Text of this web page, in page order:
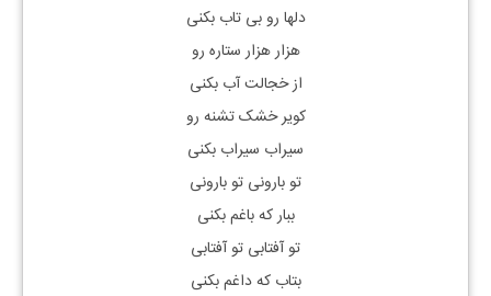
دلها رو بی تاب بکنی
هزار هزار ستاره رو
از خجالت آب بکنی
کویر خشک تشنه رو
سیراب سیراب بکنی
تو بارونی تو بارونی
ببار که باغم بکنی
تو آفتابی تو آفتابی
بتاب که داغم بکنی